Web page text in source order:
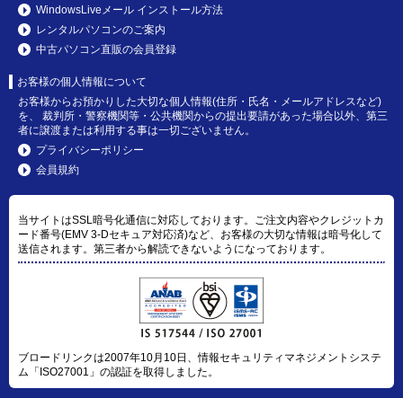
WindowsLiveメール インストール方法
レンタルパソコンのご案内
中古パソコン直販の会員登録
お客様の個人情報について
お客様からお預かりした大切な個人情報(住所・氏名・メールアドレスなど)
を、 裁判所・警察機関等・公共機関からの提出要請があった場合以外、第三
者に譲渡または利用する事は一切ございません。
プライバシーポリシー
会員規約
当サイトはSSL暗号化通信に対応しております。ご注文内容やクレジットカ
ード番号(EMV 3-Dセキュア対応済)など、お客様の大切な情報は暗号化して
送信されます。第三者から解読できないようになっております。
ブロードリンクは2007年10月10日、情報セキュリティマネジメントシステ
ム「ISO27001」の認証を取得しました。